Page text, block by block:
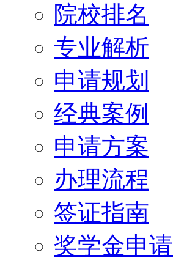
院校排名
专业解析
申请规划
经典案例
申请方案
办理流程
签证指南
奖学金申请